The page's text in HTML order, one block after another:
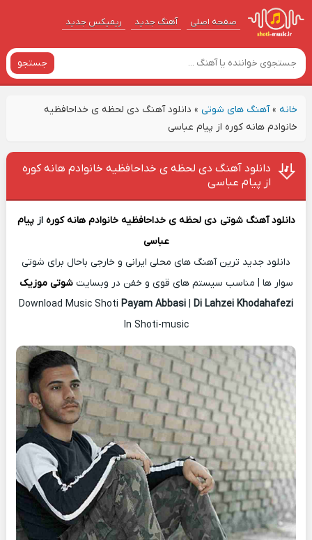
صفحه اصلی آهنگ‌ جدید ریمیکس جدید
جستجو
خانه»آهنگ های شوتی» دانلود آهنگ دی لحظه ی خداحافظیه
خانوادم هانه کوره از پیام عباسی
دانلود آهنگ دی لحظه ی خداحافظیه خانوادم هانه کوره
از پیام عباسی
دانلود آهنگ شوتی دی لحظه ی خداحافظیه خانوادم هانه کوره ازپیام
عباسی
دانلود جدید ترین آهنگ های محلی ایرانی و خارجی باحال برای شوتی
سوار ها | مناسب سیستم های قوی و خفن در وبسایتشوتی موزیک
Download Music Shoti Payam Abbasi Di Lahzei Khodahafezi
In Shoti-music